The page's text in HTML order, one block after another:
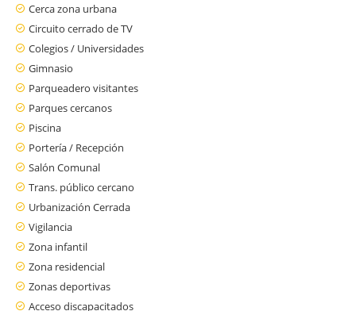
Cerca zona urbana
Circuito cerrado de TV
Colegios / Universidades
Gimnasio
Parqueadero visitantes
Parques cercanos
Piscina
Portería / Recepción
Salón Comunal
Trans. público cercano
Urbanización Cerrada
Vigilancia
Zona infantil
Zona residencial
Zonas deportivas
Acceso discapacitados